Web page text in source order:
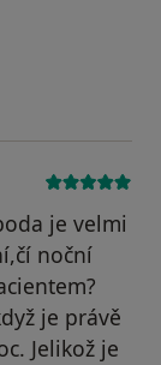
je velmi
noční
je právě
Jelikož je